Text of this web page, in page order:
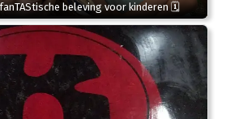
beleving voor kinderen 🗓